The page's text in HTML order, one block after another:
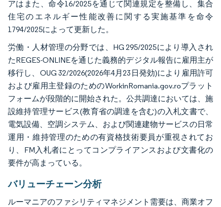
アはまた、命令16/2025を通じて関連規定を整備し、集合
住宅のエネルギー性能改善に関する実施基準を命令
1794/2025によって更新した。
労働・人材管理の分野では、HG 295/2025により導入され
たREGES-ONLINEを通じた義務的デジタル報告に雇用主が
移行し、OUG 32/2026(2026年4月23日発効)により雇用許可
および雇用主登録のためのWorkinRomania.gov.roプラット
フォームが段階的に開始された。公共調達においては、施
設維持管理サービス(教育省の調達を含む)の入札文書で、
電気設備、空調システム、および関連建物サービスの日常
運用・維持管理のための有資格技術要員が重視されてお
り、FM入札者にとってコンプライアンスおよび文書化の
要件が高まっている。
バリューチェーン分析
ルーマニアのファシリティマネジメント需要は、商業オフ